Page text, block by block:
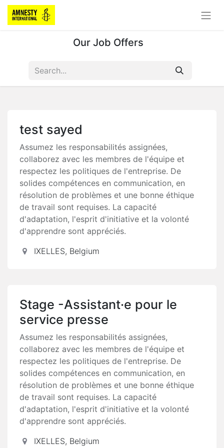
Our Job Offers
test sayed
Assumez les responsabilités assignées,
collaborez avec les membres de l'équipe et
respectez les politiques de l'entreprise. De
solides compétences en communication, en
résolution de problèmes et une bonne éthique
de travail sont requises. La capacité
d'adaptation, l'esprit d'initiative et la volonté
d'apprendre sont appréciés.
IXELLES, Belgium
Stage -Assistant·e pour le
service presse
Assumez les responsabilités assignées,
collaborez avec les membres de l'équipe et
respectez les politiques de l'entreprise. De
solides compétences en communication, en
résolution de problèmes et une bonne éthique
de travail sont requises. La capacité
d'adaptation, l'esprit d'initiative et la volonté
d'apprendre sont appréciés.
IXELLES, Belgium